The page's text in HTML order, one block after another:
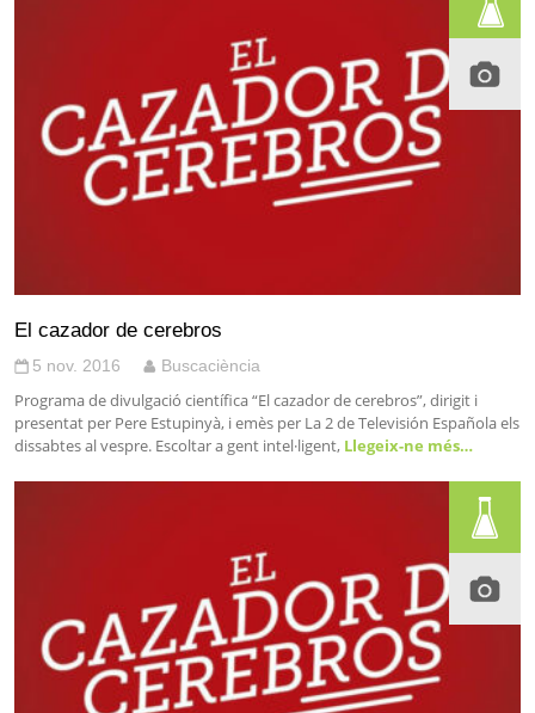
El cazador de cerebros
5 nov. 2016 Buscaciència
Programa de divulgació científica “El cazador de cerebros”, dirigit i
presentat per Pere Estupinyà, i emès per La 2 de Televisión Española els
dissabtes al vespre. Escoltar a gent intel·ligent, Llegeix-ne més…